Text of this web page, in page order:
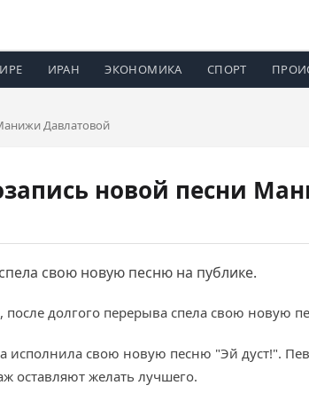
ИРАН ЭКОНОМИКА СПОРТ
Давлатовой
новой песни
свою новую песню на публике.
, после долгого перерыва спела свою новую
исполнила свою новую песню "Эй дуст!".
оставляют желать лучшего.